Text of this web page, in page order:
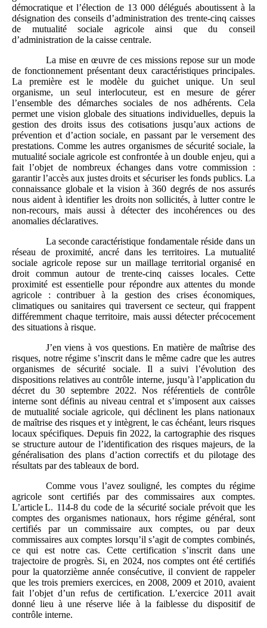
démocratique et l’élection de 13 000 délégués aboutissent à la
désignation des conseils d’administration des trente‑cinq caisses
de mutualité sociale agricole ainsi que du conseil
d’administration de la caisse centrale.
La mise en œuvre de ces missions repose sur un mode
de fonctionnement présentant deux caractéristiques principales.
La première est le modèle du guichet unique. Un seul
organisme, un seul interlocuteur, est en mesure de gérer
l’ensemble des démarches sociales de nos adhérents. Cela
permet une vision globale des situations individuelles, depuis la
gestion des droits issus des cotisations jusqu’aux actions de
prévention et d’action sociale, en passant par le versement des
prestations. Comme les autres organismes de sécurité sociale, la
mutualité sociale agricole est confrontée à un double enjeu, qui a
fait l’objet de nombreux échanges dans votre commission :
garantir l’accès aux justes droits et sécuriser les fonds publics. La
connaissance globale et la vision à 360 degrés de nos assurés
nous aident à identifier les droits non sollicités, à lutter contre le
non‑recours, mais aussi à détecter des incohérences ou des
anomalies déclaratives.
La seconde caractéristique fondamentale réside dans un
réseau de proximité, ancré dans les territoires. La mutualité
sociale agricole repose sur un maillage territorial organisé en
droit commun autour de trente‑cinq caisses locales. Cette
proximité est essentielle pour répondre aux attentes du monde
agricole : contribuer à la gestion des crises économiques,
climatiques ou sanitaires qui traversent ce secteur, qui frappent
différemment chaque territoire, mais aussi détecter précocement
des situations à risque.
J’en viens à vos questions. En matière de maîtrise des
risques, notre régime s’inscrit dans le même cadre que les autres
organismes de sécurité sociale. Il a suivi l’évolution des
dispositions relatives au contrôle interne, jusqu’à l’application du
décret du 30 septembre 2022. Nos référentiels de contrôle
interne sont définis au niveau central et s’imposent aux caisses
de mutualité sociale agricole, qui déclinent les plans nationaux
de maîtrise des risques et y intègrent, le cas échéant, leurs risques
locaux spécifiques. Depuis fin 2022, la cartographie des risques
se structure autour de l’identification des risques majeurs, de la
généralisation des plans d’action correctifs et du pilotage des
résultats par des tableaux de bord.
Comme vous l’avez souligné, les comptes du régime
agricole sont certifiés par des commissaires aux comptes.
L’article L. 114‑8 du code de la sécurité sociale prévoit que les
comptes des organismes nationaux, hors régime général, sont
certifiés par un commissaire aux comptes, ou par deux
commissaires aux comptes lorsqu’il s’agit de comptes combinés,
ce qui est notre cas. Cette certification s’inscrit dans une
trajectoire de progrès. Si, en 2024, nos comptes ont été certifiés
pour la quatorzième année consécutive, il convient de rappeler
que les trois premiers exercices, en 2008, 2009 et 2010, avaient
fait l’objet d’un refus de certification. L’exercice 2011 avait
donné lieu à une réserve liée à la faiblesse du dispositif de
contrôle interne.